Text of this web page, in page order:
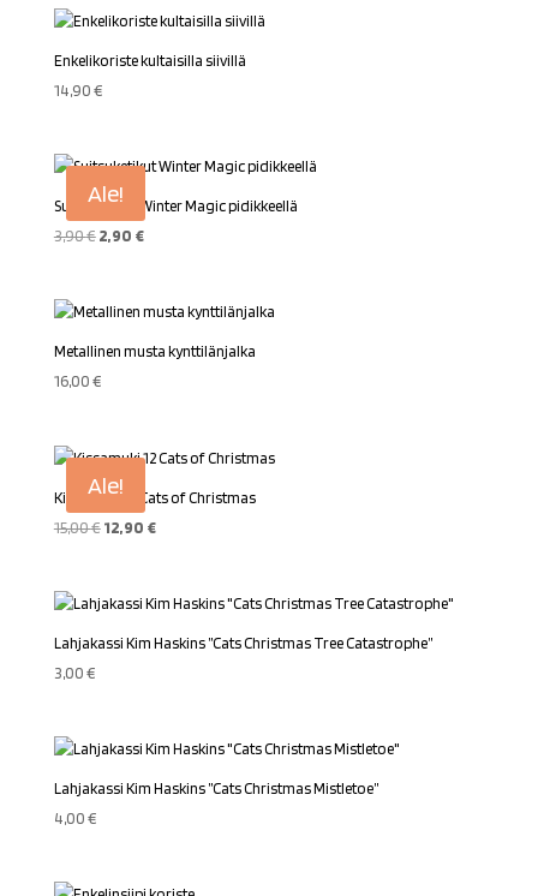
Enkelikoriste kultaisilla siivillä
14,90€
Ale!
Suitsuketikut Winter Magic pidikkeellä
3,90€ Alkuperäinen
3,90 €.
2,90 €Nykyinen
2,90 €.
Metallinen musta kynttilänjalka
16,00€
Ale!
Kissamuki 12 Cats of Christmas
15,00€ Alkuperäinen
15,00 €.
12,90 €Nykyinen
12,90 €.
Lahjakassi Kim Haskins ”Cats Christmas Tree Catastrophe”
3,00€
Lahjakassi Kim Haskins ”Cats Christmas Mistletoe”
4,00€